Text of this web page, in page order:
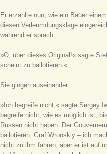
Er erzählte nun, wie ein Bauer
diesen Verleumdungsklage
während er sprach.
»O, über dieses Original!« sagte
scheint zu ballotieren.«
Sie gingen auseinander.
»Ich begreife nicht,« sagte Sergey
begreife nicht, wie es möglich ist,
Russen nicht haben. Der
ballotieren. Graf Wronskiy – ich
nicht zu ihm fahren, aber er ist auf